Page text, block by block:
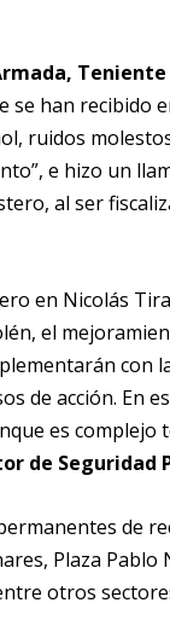
se han recibido
ruidos
e hizo un
al ser
en Nicolás
el
con
de acción. En
es complejo
de Seguridad
de
Plaza Pablo
otros